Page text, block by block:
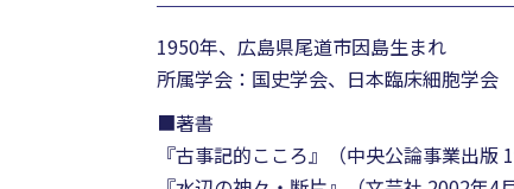
1950年、広島県尾道市因島生まれ
所属学会：国史学会、日本臨床細胞学会
■著書
『古事記的こころ』（中央公論事業出版